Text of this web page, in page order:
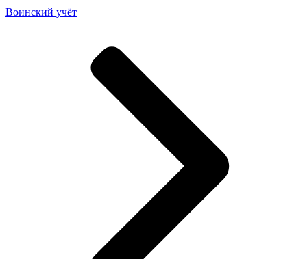
Воинский учёт